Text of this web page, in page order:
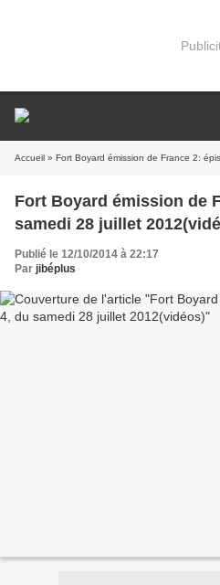
Accueil » Fort Boyard émission de France 2:
Fort Boyard émission de
samedi 28 juillet
Publié le 12/10/2014 à 22:17
Par jibéplus